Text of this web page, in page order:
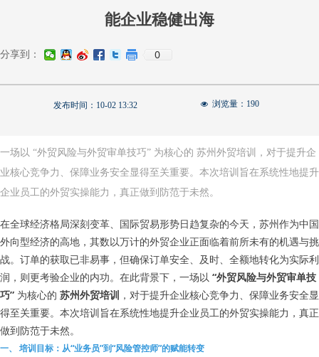
能企业稳健出海
发布时间： 10-02 13:32 넶 浏览量： 190
分享到： 0
一场以 “外贸风险与外贸审单技巧” 为核心的 苏州外贸培训，对于提升企
业核心竞争力、保障业务安全显得至关重要。本次培训旨在系统性地提升
企业员工的外贸实操能力，真正做到防范于未然。
在全球经济格局深刻变革、国际贸易形势日趋复杂的今天，苏州作为中国
外向型经济的高地，其数以万计的外贸企业正面临着前所未有的机遇与挑
战。订单的获取已非易事，但确保订单安全、及时、全额地转化为实际利
润，则更考验企业的内功。在此背景下，一场以 “外贸风险与外贸审单技
巧” 为核心的 苏州外贸培训 ，对于提升企业核心竞争力、保障业务安全显
得至关重要。本次培训旨在系统性地提升企业员工的外贸实操能力，真正
做到防范于未然。
一、 培训目标：从“业务员”到“风险管控师”的赋能转变